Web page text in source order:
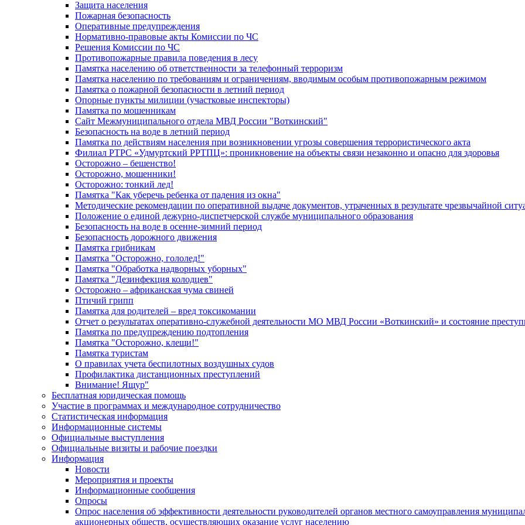
Защита населения
Пожарная безопасность
Оперативные предупреждения
Нормативно-правовые акты Комиссии по ЧС
Решения Комиссии по ЧС
Противопожарные правила поведения в лесу
Памятка населению об ответственности за телефонный терроризм
Памятка населению по требованиям и ограничениям, вводимым особым противопожарным режимом
Памятка о пожарной безопасности в летний период
Опорные пункты милиции (участковые инспекторы)
Памятка по мошенникам
Сайт Межмуниципального отдела МВД России "Воткинский"
Безопасность на воде в летний период
Памятка по действиям населения при возникновении угрозы совершения террористического акта
Филиал РТРС «Удмуртский РРТПЦ»: проникновение на объекты связи незаконно и опасно для здоровья
Осторожно – бешенство!
Осторожно, мошенники!
Осторожно: тонкий лед!
Памятка "Как уберечь ребенка от падения из окна"
Методические рекомендации по оперативной выдаче документов, утраченных в результате чрезвычайной
Положение о единой дежурно-диспетчерской службе муниципального образования
Безопасность на воде в осенне-зимний период
Безопасность дорожного движения
Памятка грибникам
Памятка "Осторожно, гололед!"
Памятка "Обработка надворных уборных"
Памятка "Дезинфекция колодцев"
Осторожно – африканская чума свиней
Птичий грипп
Памятка для родителей – вред токсикомании
Отчет о результатах оперативно-служебной деятельности МО МВД России «Воткинский» и состояние
Памятка по предупреждению подтопления
Памятка "Осторожно, клещи!"
Памятка туристам
О правилах учета беспилотных воздушных судов
Профилактика дистанционных преступлений
Внимание! Ящур"
Бесплатная юридическая помощь
Участие в программах и международное сотрудничество
Статистическая информация
Информационные системы
Официальные выступления
Официальные визиты и рабочие поездки
Информация
Новости
Мероприятия и проекты
Информационные сообщения
Опросы
Опрос населения об эффективности деятельности руководителей органов местного самоуправления
акционерных обществ, осуществляющих оказание услуг населению